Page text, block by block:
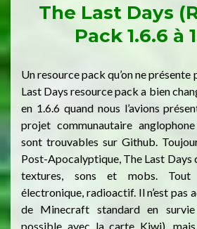
The Last Days
Pack 1.6.6 à
Un resource pack qu’on ne
Last Days resource pack a bien
en 1.6.6 quand nous l’avions
projet communautaire
sont trouvables sur Github.
Post-Apocalyptique, The Last Days
textures, sons et mobs. Tout
électronique, radioactif. Il n’est pas
de Minecraft standard en
possible avec la carte Kiwi),